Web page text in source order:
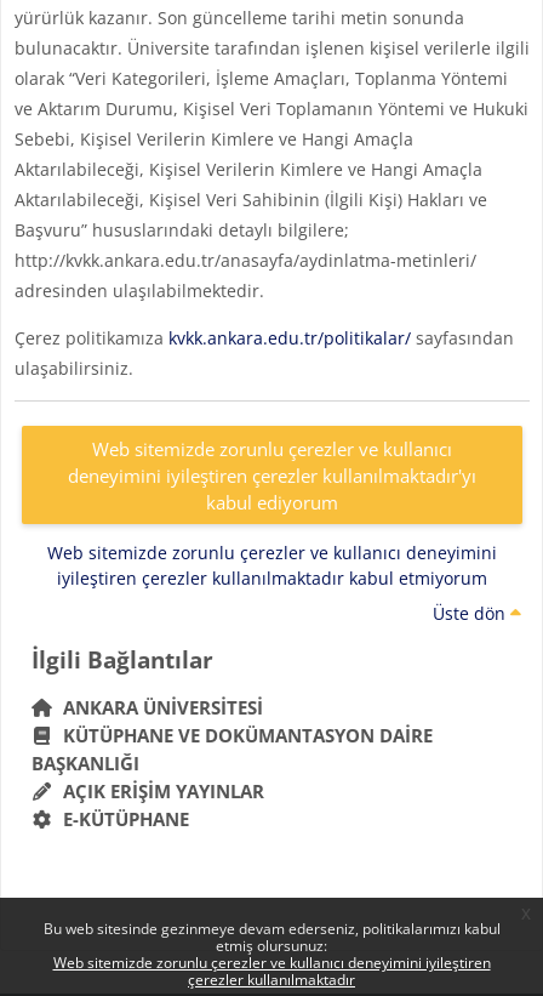
Bu web sitesinde gezinmeye devam ederseniz, politikalarımızı kabul
etmiş olursunuz:
Web sitemizde zorunlu çerezler ve kullanıcı deneyimini iyileştiren
çerezler kullanılmaktadır
yürürlük kazanır. Son güncelleme tarihi metin sonunda
bulunacaktır. Üniversite tarafından işlenen kişisel verilerle ilgili
olarak “Veri Kategorileri, İşleme Amaçları, Toplanma Yöntemi
ve Aktarım Durumu, Kişisel Veri Toplamanın Yöntemi ve Hukuki
Sebebi, Kişisel Verilerin Kimlere ve Hangi Amaçla
Aktarılabileceği, Kişisel Verilerin Kimlere ve Hangi Amaçla
Aktarılabileceği, Kişisel Veri Sahibinin (İlgili Kişi) Hakları ve
Başvuru” hususlarındaki detaylı bilgilere;
http://kvkk.ankara.edu.tr/anasayfa/aydinlatma-metinleri/
adresinden ulaşılabilmektedir.
Çerez politikamıza kvkk.ankara.edu.tr/politikalar/sayfasından
ulaşabilirsiniz.
Web sitemizde zorunlu çerezler ve kullanıcı
deneyimini iyileştiren çerezler kullanılmaktadır'yı
kabul ediyorum
Web sitemizde zorunlu çerezler ve kullanıcı deneyimini
iyileştiren çerezler kullanılmaktadır kabul etmiyorum
Üste dön
Bloklar
İlgili Bağlantılar 'yı atla
İlgili Bağlantılar
ANKARA ÜNIVERSITESI
KÜTÜPHANE VE DOKÜMANTASYON DAIRE
BAŞKANLIĞI
AÇIK ERIŞIM YAYINLAR
E-KÜTÜPHANE